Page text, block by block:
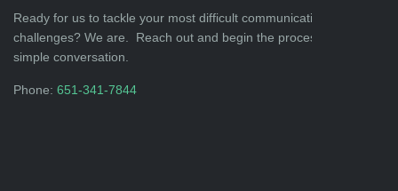
Ready for us to tackle your most difficult communications
challenges? We are. Reach out and begin the process with a
simple conversation.
Phone: 651-341-7844